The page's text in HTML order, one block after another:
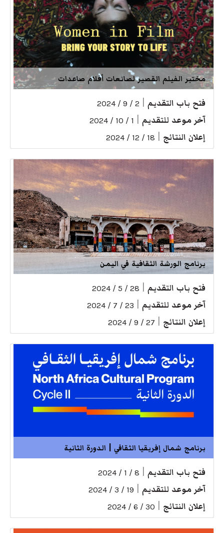
مختبر الفيلم القصير لصانعات أفلام صاعدات
فتح باب التقديم 2 / 9 / 2024
آخر موعد للتقديم 1 / 10 / 2024
إعلان النتائج 18 / 12 / 2024
برنامج الورشة الثقافية في اليمن
فتح باب التقديم 28 / 5 / 2024
آخر موعد للتقديم 23 / 7 / 2024
إعلان النتائج 27 / 9 / 2024
برنامج شمال إفريقيا الثقافي | الدورة الثانية
فتح باب التقديم 8 / 1 / 2024
آخر موعد للتقديم 19 / 3 / 2024
إعلان النتائج 30 / 6 / 2024